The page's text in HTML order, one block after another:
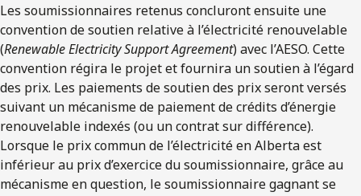
Les soumissionnaires retenus concluront ensuite une
convention de soutien relative à l’électricité renouvelable
(Renewable Electricity Support Agreement) avec l’AESO. Cette
convention régira le projet et fournira un soutien à l’égard
des prix. Les paiements de soutien des prix seront versés
suivant un mécanisme de paiement de crédits d’énergie
renouvelable indexés (ou un contrat sur différence).
Lorsque le prix commun de l’électricité en Alberta est
inférieur au prix d’exercice du soumissionnaire, grâce au
mécanisme en question, le soumissionnaire gagnant se